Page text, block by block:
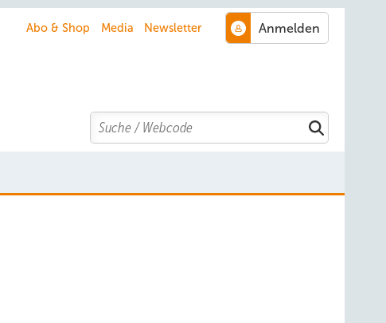
Abo & Shop Media Newsletter
Search